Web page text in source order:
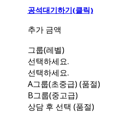
공석대기하기(클릭)
추가 금액
그룹(레벨)
선택하세요.
선택하세요.
A그룹(초중급) (품절)
B그룹(중고급)
상담 후 선택 (품절)